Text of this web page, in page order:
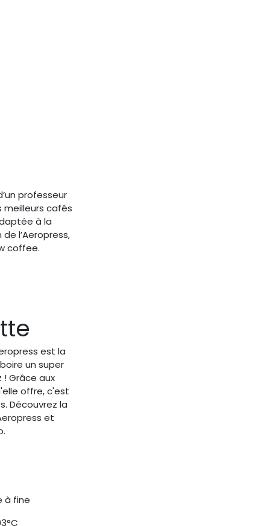
professeur
meilleurs cafés
à la
l’Aeropress,
coffee.
est la
un super
Grâce aux
offre, c'est
Découvrez la
et
à fine